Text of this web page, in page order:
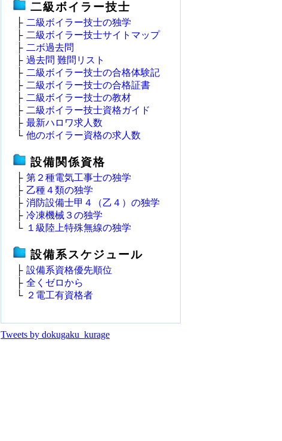
二級ボイラー技士
├ 二級ボイラー技士の独学
├ 二級ボイラー技士サイトマップ
├ 二ボ過去問
├ 過去問 難問リスト
├ 二級ボイラー技士の合格体験記
├ 二級ボイラー技士の合格証書
├ 二級ボイラー技士の教材
├ 二級ボイラー技士資格ガイド
├ 最新ハロワ求人数
└ 他のボイラー資格の求人数
設備関係資格
├ 第２種電気工事士の独学
├ 乙種４類の独学
├ 消防設備士甲４（乙４）の独学
├ 冷凍機械３の独学
└ １級陸上特殊無線の独学
設備系スケジュール
├ 設備系資格優先順位
├ 全くゼロから
└ ２電工有資格者
Tweets by dokugaku_kurage